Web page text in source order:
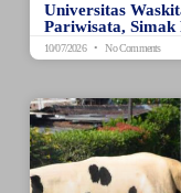
Universitas
Pariwisata,
10/07/2026 No Comments